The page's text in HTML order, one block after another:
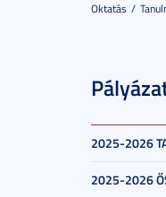
Oktatás
2025-2026
2025-2026